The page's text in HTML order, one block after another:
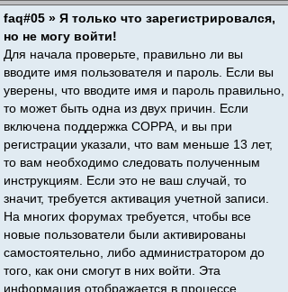
faq#05 » Я только что зарегистрировался,
но не могу войти!
Для начала проверьте, правильно ли вы
вводите имя пользователя и пароль. Если вы
уверены, что вводите имя и пароль правильно,
то может быть одна из двух причин. Если
включена поддержка COPPA, и вы при
регистрации указали, что вам меньше 13 лет,
то вам необходимо следовать полученным
инструкциям. Если это не ваш случай, то
значит, требуется активация учетной записи.
На многих форумах требуется, чтобы все
новые пользователи были активированы
самостоятельно, либо администратором до
того, как они смогут в них войти. Эта
информация отображается в процессе